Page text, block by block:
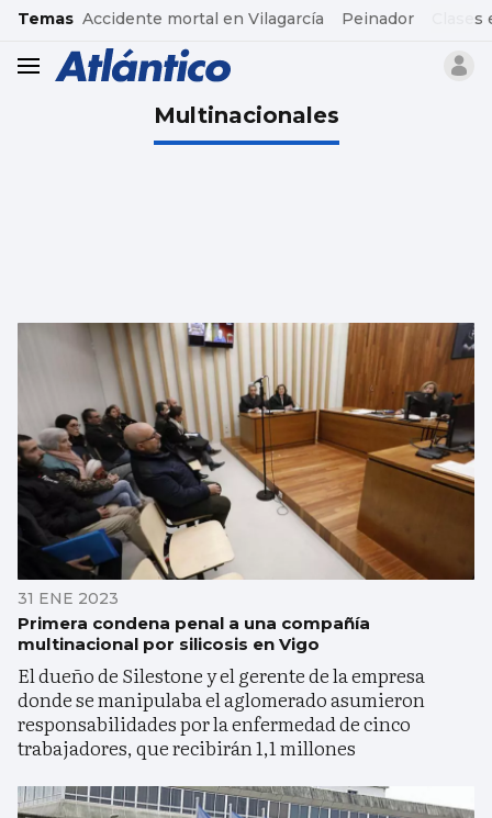
common.go-to-content
Temas Accidente mortal en Vilagarcía Peinador
header.menu.open
Multinacionales
31 ENE 2023
Primera condena penal a una compañía
multinacional por silicosis en Vigo
El dueño de Silestone y el gerente de la empresa
donde se manipulaba el aglomerado asumieron
responsabilidades por la enfermedad de cinco
trabajadores, que recibirán 1,1 millones